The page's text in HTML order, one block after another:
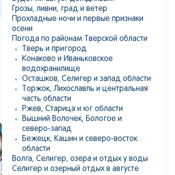
Грозы, ливни, град и ветер
Прохладные ночи и первые признаки
осени
Погода по районам Тверской области
Тверь и пригород
Конаково и Иваньковское
водохранилище
Осташков, Селигер и запад области
Торжок, Лихославль и центральная
часть области
Ржев, Старица и юг области
Вышний Волочек, Бологое и
северо-запад
Бежецк, Кашин и северо-восток
области
Волга, Селигер, озера и отдых у воды
Селигер и озерный отдых в августе